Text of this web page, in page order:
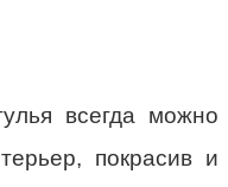
всегда можно
покрасив и